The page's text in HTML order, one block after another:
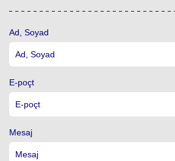
Ad, Soyad
E-poçt
Mesaj